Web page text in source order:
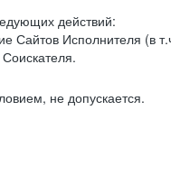
действий:
Исполнителя (в
не допускается.